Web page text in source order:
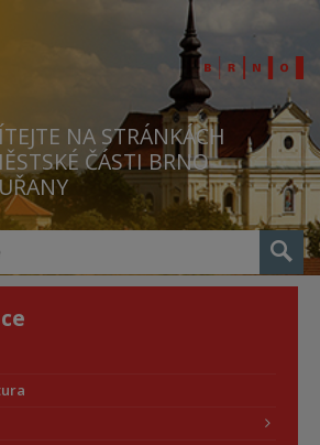
NA STRÁNKÁCH
ČÁSTI BRNO